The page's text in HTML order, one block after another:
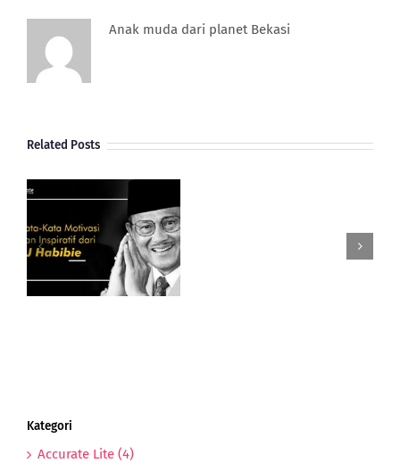
Anak muda dari planet Bekasi
Related Posts
Kategori
Accurate Lite (4)